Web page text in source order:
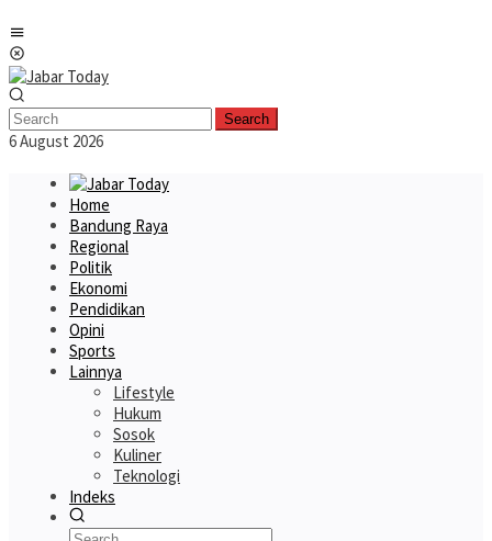
to
content
Search
6 August 2026
Home
Bandung Raya
Regional
Politik
Ekonomi
Pendidikan
Opini
Sports
Lainnya
Lifestyle
Hukum
Sosok
Kuliner
Teknologi
Indeks